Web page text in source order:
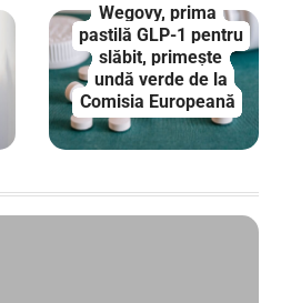
Wegovy, prima
pastilă GLP-1 pentru
slăbit, primește
undă verde de la
Comisia Europeană